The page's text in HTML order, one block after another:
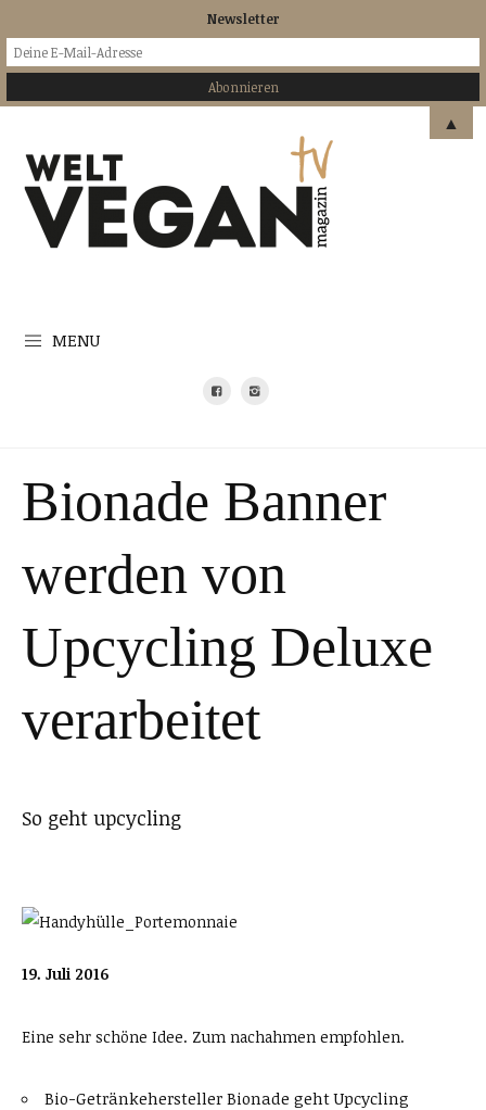
MENU
Bionade Banner
werden von
Upcycling Deluxe
verarbeitet
So geht upcycling
19. Juli 2016
Eine sehr schöne Idee. Zum nachahmen empfohlen.
Bio-Getränkehersteller Bionade geht Upcycling
Newsletter
▲